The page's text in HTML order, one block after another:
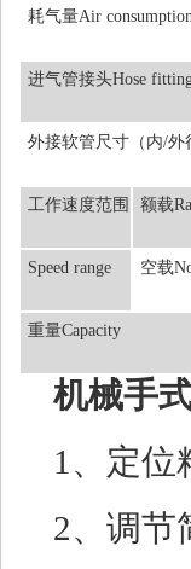
耗气量Air
进气管接头Hose
外接软管尺寸（内/外
工作速度范围 额载
Speed range 空载
重量Capacity
机械手
1、定位
2、调节